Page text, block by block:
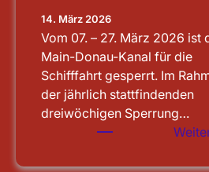
14. März 2026
Vom 07. – 27. März 2026 ist
Main-Donau-Kanal für die
Schifffahrt gesperrt. Im
der jährlich stattfindenden
dreiwöchigen Sperrung…